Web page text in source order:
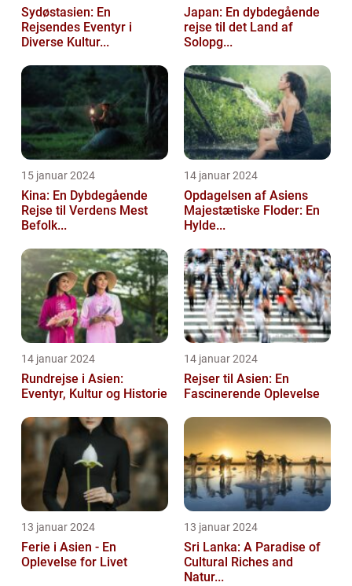
Sydøstasien: En
Rejsendes Eventyr i
Diverse Kultur...
Japan: En dybdegående
rejse til det Land af
Solopg...
15 januar 2024
Kina: En Dybdegående
Rejse til Verdens Mest
Befolk...
14 januar 2024
Opdagelsen af Asiens
Majestætiske Floder: En
Hylde...
14 januar 2024
Rundrejse i Asien:
Eventyr, Kultur og Historie
14 januar 2024
Rejser til Asien: En
Fascinerende Oplevelse
13 januar 2024
Ferie i Asien - En
Oplevelse for Livet
13 januar 2024
Sri Lanka: A Paradise of
Cultural Riches and
Natur...